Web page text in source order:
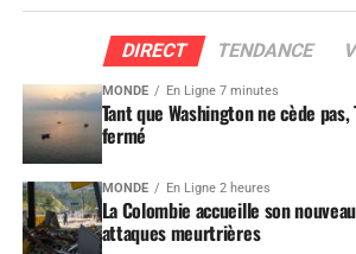
DIRECT TENDANCE
MONDE En Ligne 7 minutes
Tant que Washington ne cède
fermé
MONDE En Ligne 2 heures
La Colombie accueille son
attaques meurtrières